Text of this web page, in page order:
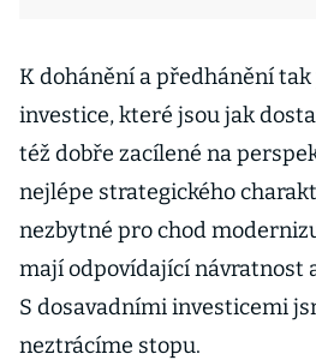
K dohánění a předhánění
investice, které jsou jak
též dobře zacílené na
nejlépe strategického
nezbytné pro chod
mají odpovídající návratnost
S dosavadními investicemi
neztrácíme stopu.